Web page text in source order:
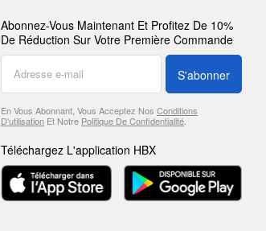
Abonnez-Vous Maintenant Et Profitez De 10%
De Réduction Sur Votre Première Commande
S'abonner
En Vous Abonnant, Vous Acceptez Nos Conditions
D'utilisationEt Notre Politique De Confidentialité.
Téléchargez L'application HBX